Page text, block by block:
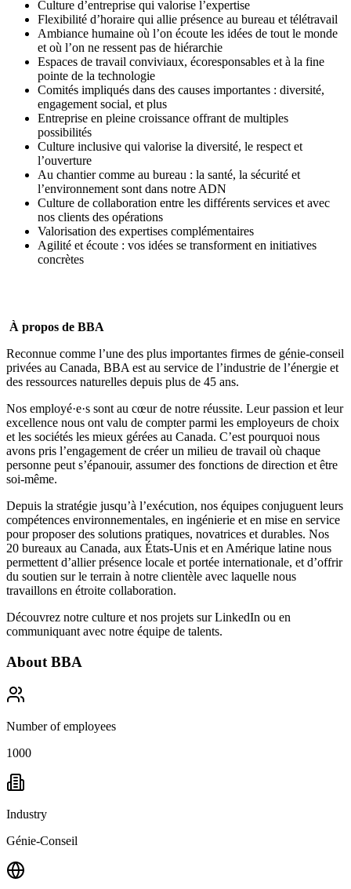
Culture d’entreprise qui valorise l’expertise
Flexibilité d’horaire qui allie présence au bureau et télétravail
Ambiance humaine où l’on écoute les idées de tout le monde
et où l’on ne ressent pas de hiérarchie
Espaces de travail conviviaux, écoresponsables et à la fine
pointe de la technologie
Comités impliqués dans des causes importantes : diversité,
engagement social, et plus
Entreprise en pleine croissance offrant de multiples
possibilités
Culture inclusive qui valorise la diversité, le respect et
l’ouverture
Au chantier comme au bureau : la santé, la sécurité et
l’environnement sont dans notre ADN
Culture de collaboration entre les différents services et avec
nos clients des opérations
Valorisation des expertises complémentaires
Agilité et écoute : vos idées se transforment en initiatives
concrètes
À propos de BBA
Reconnue comme l’une des plus importantes firmes de génie-conseil
privées au Canada, BBA est au service de l’industrie de l’énergie et
des ressources naturelles depuis plus de 45 ans.
Nos employé·e·s sont au cœur de notre réussite. Leur passion et leur
excellence nous ont valu de compter parmi les employeurs de choix
et les sociétés les mieux gérées au Canada. C’est pourquoi nous
avons pris l’engagement de créer un milieu de travail où chaque
personne peut s’épanouir, assumer des fonctions de direction et être
soi-même.
Depuis la stratégie jusqu’à l’exécution, nos équipes conjuguent leurs
compétences environnementales, en ingénierie et en mise en service
pour proposer des solutions pratiques, novatrices et durables. Nos
20 bureaux au Canada, aux États-Unis et en Amérique latine nous
permettent d’allier présence locale et portée internationale, et d’offrir
du soutien sur le terrain à notre clientèle avec laquelle nous
travaillons en étroite collaboration.
Découvrez notre culture et nos projets surLinkedIn ou en
communiquant avec notre équipe de talents.
About BBA
Number of employees
1000
Industry
Génie-Conseil